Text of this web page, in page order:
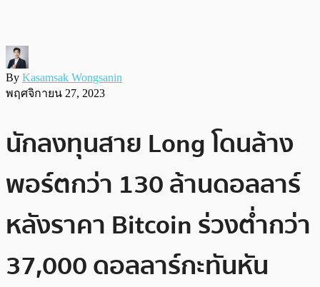
By Kasamsak Wongsanin
พฤศจิกายน 27, 2023
นักลงทุนสาย Long โดนล้าง
พอร์ตกว่า 130 ล้านดอลลาร์
หลังราคา Bitcoin ร่วงต่ำกว่า
37,000 ดอลลาร์กะทันหัน